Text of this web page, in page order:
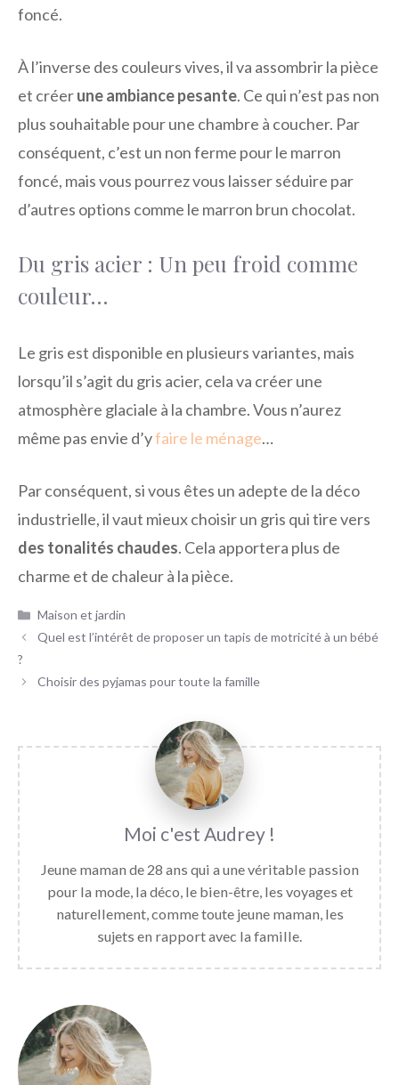
foncé.
À l’inverse des couleurs vives, il va assombrir la pièce
et créerune ambiance pesante. Ce qui n’est pas non
plus souhaitable pour une chambre à coucher. Par
conséquent, c’est un non ferme pour le marron
foncé, mais vous pourrez vous laisser séduire par
d’autres options comme le marron brun chocolat.
Du gris acier : Un peu froid comme
couleur…
Le gris est disponible en plusieurs variantes, mais
lorsqu’il s’agit du gris acier, cela va créer une
atmosphère glaciale à la chambre. Vous n’aurez
même pas envie d’yfaire le ménage…
Par conséquent, si vous êtes un adepte de la déco
industrielle, il vaut mieux choisir un gris qui tire vers
des tonalités chaudes. Cela apportera plus de
charme et de chaleur à la pièce.
Catégories
Maison et jardin
Quel est l’intérêt de proposer un tapis de motricité à un bébé
?
Choisir des pyjamas pour toute la famille
Audrey
Jeune maman de 28 ans qui a une véritable passion
pour la mode, la déco, le bien-être, les voyages et
naturellement, comme toute jeune maman, les
sujets en rapport avec la famille.